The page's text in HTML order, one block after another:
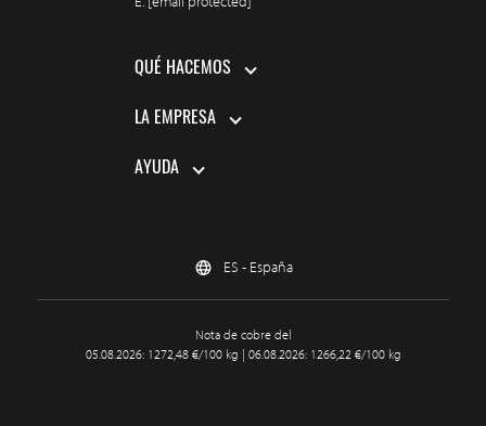
QUÉ HACEMOS
LA EMPRESA
AYUDA
ES - España
Nota de cobre del
05.08.2026: 1272,48 €/100 kg | 06.08.2026: 1266,22 €/100 kg